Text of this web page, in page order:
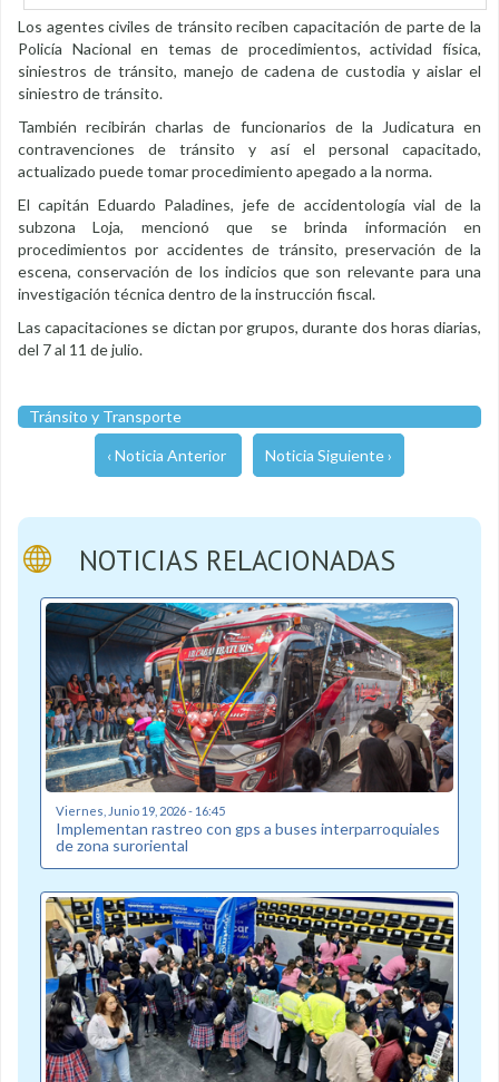
Los agentes civiles de tránsito reciben capacitación de parte de la
Policía Nacional en temas de procedimientos, actividad física,
siniestros de tránsito, manejo de cadena de custodia y aislar el
siniestro de tránsito.
También recibirán charlas de funcionarios de la Judicatura en
contravenciones de tránsito y así el personal capacitado,
actualizado puede tomar procedimiento apegado a la norma.
El capitán Eduardo Paladines, jefe de accidentología vial de la
subzona Loja, mencionó que se brinda información en
procedimientos por accidentes de tránsito, preservación de la
escena, conservación de los indicios que son relevante para una
investigación técnica dentro de la instrucción fiscal.
Las capacitaciones se dictan por grupos, durante dos horas diarias,
del 7 al 11 de julio.
Tránsito y Transporte
‹ Noticia Anterior Noticia Siguiente ›
NOTICIAS RELACIONADAS
Viernes, Junio 19, 2026 - 16:45
Implementan rastreo con gps a buses interparroquiales
de zona suroriental